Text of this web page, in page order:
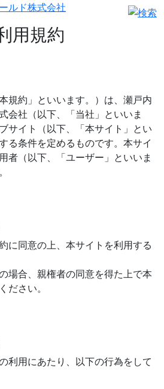
用規約
規約」といいます。）は、瀬戸内
会社（以下、「当社」といいま
サイト（以下、「本サイト」とい
る条件を定めるものです。本サイ
者（以下、「ユーザー」といいま
に同意の上、本サイトを利用する
場合、親権者の同意を得た上で本
ださい。
利用にあたり、以下の行為をして